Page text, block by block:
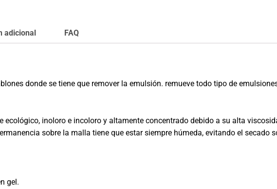
adicional FAQ
donde se tiene que remover la emulsión. remueve todo tipo de
ecológico, inoloro e incoloro y altamente concentrado debido a su alta
sobre la malla tiene que estar siempre húmeda, evitando el secado
gel.